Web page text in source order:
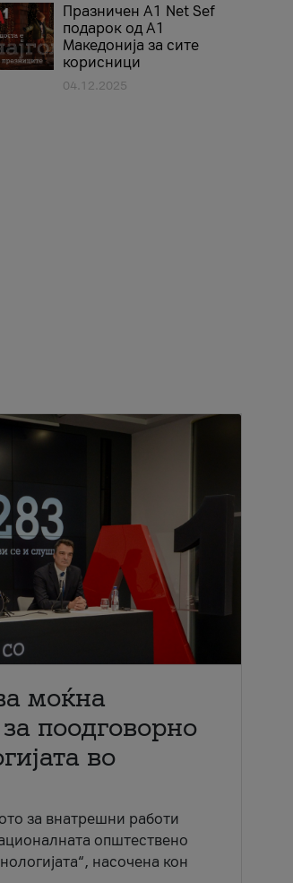
Празничен A1 Net Sеf
подарок од А1
Македонија за сите
корисници
04.12.2025
моќна
поодговорно
во
за внатрешни работи
општествено
насочена кон